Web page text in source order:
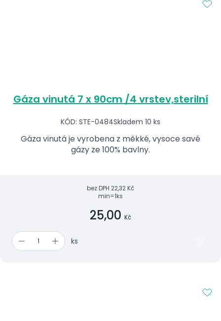
Gáza vinutá 7 x 90cm /4 vrstev,sterilní
KÓD: STE-0484Skladem 10 ks
Gáza vinutá je vyrobena z měkké, vysoce savé
gázy ze 100% bavlny.
bez DPH 22,32 Kč
min=1ks
25,00 Kč
ks